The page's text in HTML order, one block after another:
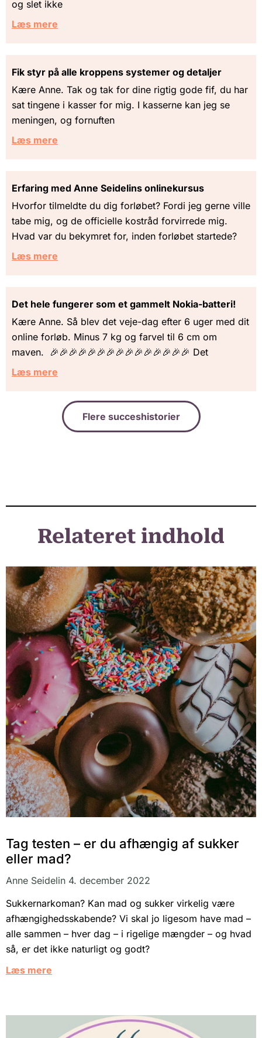
og slet ikke
Læs mere
Fik styr på alle kroppens systemer og detaljer
Kære Anne. Tak og tak for dine rigtig gode fif, du har
sat tingene i kasser for mig. I kasserne kan jeg se
meningen, og fornuften
Læs mere
Erfaring med Anne Seidelins onlinekursus
Hvorfor tilmeldte du dig forløbet? Fordi jeg gerne ville
tabe mig, og de officielle kostråd forvirrede mig.
Hvad var du bekymret for, inden forløbet startede?
Læs mere
Det hele fungerer som et gammelt Nokia-batteri!
Kære Anne. Så blev det veje-dag efter 6 uger med dit
online forløb. Minus 7 kg og farvel til 6 cm om
maven. 🎉🎉🎉🎉🎉🎉🎉🎉🎉🎉🎉🎉🎉🎉🎉 Det
Læs mere
Flere succeshistorier
Relateret indhold
Tag testen – er du afhængig af sukker
eller mad?
Anne Seidelin 4. december 2022
Sukkernarkoman? Kan mad og sukker virkelig være
afhængighedsskabende? Vi skal jo ligesom have mad –
alle sammen – hver dag – i rigelige mængder – og hvad
så, er det ikke naturligt og godt?
Læs mere